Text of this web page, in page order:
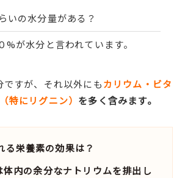
いの水分量がある？
%が水分と言われています。
すが、それ以外にもカリウム・ビタ
特にリグニン） を多く含みます。
る栄養素の効果は？
体内の余分なナトリウムを排出し